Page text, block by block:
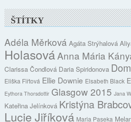
ŠTÍTKY
Adéla Měrková Agáta Strýhalová
HolasováAnna Mária
Clarissa Čondlová Daria Spiridonova
Eliška Fiřtová Ellie Downie Elsabeth Black
Eythora Thorsdottir Glasgow 2015 Jana
Kateřina Jelínková Kristýna
Lucie Jiříková Maria Paseka